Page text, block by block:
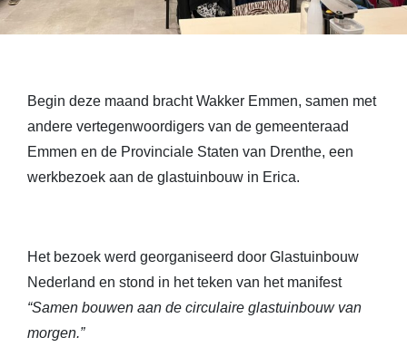
Begin deze maand bracht Wakker Emmen, samen met
andere vertegenwoordigers van de gemeenteraad
Emmen en de Provinciale Staten van Drenthe, een
werkbezoek aan de glastuinbouw in Erica.
Het bezoek werd georganiseerd door Glastuinbouw
Nederland en stond in het teken van het manifest
“Samen bouwen aan de circulaire glastuinbouw van
morgen.”